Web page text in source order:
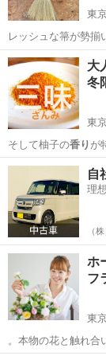
東
レッシュな箒が勢揃
材料は春に種を…
東京 台東区
大
冬
東
そして柚子の香り
ん… けた時のあの柚
東京 台東区
自
理
（
ホ
東
。本物の花と触れ合